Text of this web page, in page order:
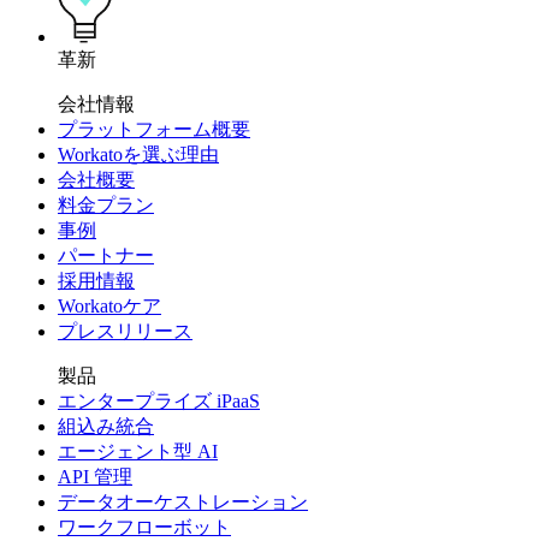
革新
会社情報
プラットフォーム概要
Workatoを選ぶ理由
会社概要
料金プラン
事例
パートナー
採用情報
Workatoケア
プレスリリース
製品
エンタープライズ iPaaS
組込み統合
エージェント型 AI
API 管理
データオーケストレーション
ワークフローボット